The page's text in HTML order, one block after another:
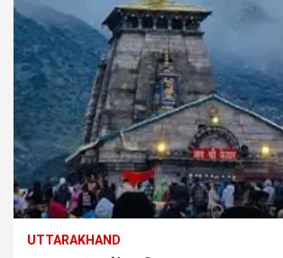
UTTARAKHAND